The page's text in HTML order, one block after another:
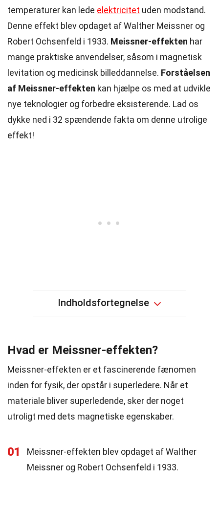
temperaturer kan lede elektricitet uden modstand.
Denne effekt blev opdaget af Walther Meissner og
Robert Ochsenfeld i 1933. Meissner-effekten har
mange praktiske anvendelser, såsom i magnetisk
levitation og medicinsk billeddannelse. Forståelsen
af Meissner-effekten kan hjælpe os med at udvikle
nye teknologier og forbedre eksisterende. Lad os
dykke ned i 32 spændende fakta om denne utrolige
effekt!
Indholdsfortegnelse
Hvad er Meissner-effekten?
Meissner-effekten er et fascinerende fænomen
inden for fysik, der opstår i superledere. Når et
materiale bliver superledende, sker der noget
utroligt med dets magnetiske egenskaber.
01
Meissner-effekten blev opdaget af Walther
Meissner og Robert Ochsenfeld i 1933.